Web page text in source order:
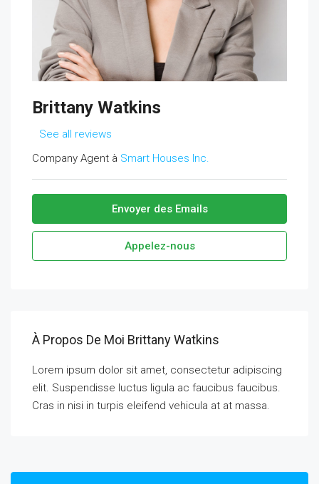
Brittany Watkins
See all reviews
Company Agent à Smart Houses Inc.
Envoyer des Emails
Appelez-nous
À Propos De Moi Brittany Watkins
Lorem ipsum dolor sit amet, consectetur adipiscing
elit. Suspendisse luctus ligula ac faucibus faucibus.
Cras in nisi in turpis eleifend vehicula at at massa.